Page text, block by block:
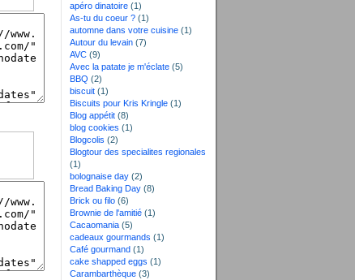
apéro dinatoire (1)
As-tu du coeur ? (1)
automne dans votre cuisine (1)
Autour du levain (7)
AVC (9)
Avec la patate je m'éclate (5)
BBQ (2)
biscuit (1)
Biscuits pour Kris Kringle (1)
Blog appétit (8)
blog cookies (1)
Blogcolis (2)
Blogtour des specialites regionales
(1)
bolognaise day (2)
Bread Baking Day (8)
Brick ou filo (6)
Brownie de l'amitié (1)
Cacaomania (5)
cadeaux gourmands (1)
Café gourmand (1)
cake shapped eggs (1)
Carambarthèque (3)